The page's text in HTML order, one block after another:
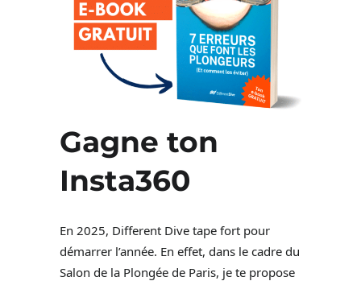
Gagne ton
Insta360
En 2025, Different Dive tape fort pour
démarrer l’année. En effet, dans le cadre du
Salon de la Plongée de Paris, je te propose